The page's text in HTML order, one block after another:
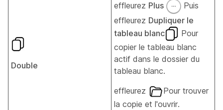
Double
effleurez Plus
Puis
effleurez Dupliquer le
tableau blanc
Pour
copier le tableau blanc
actif dans le dossier du
tableau blanc.
effleurez
Pour trouver
la copie et l'ouvrir.